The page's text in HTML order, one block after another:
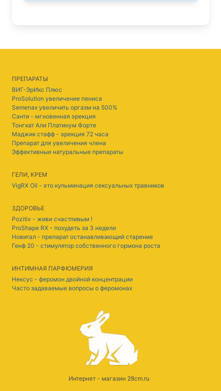
ПРЕПАРАТЫ
ВИГ-ЭрИкс Плюс
ProSolution увеличение пениса
Semenax увеличить оргазм на 500%
Санти - мгновенная эрекция
Тонгкат Али Платинум Форте
Маджик стафф - эрекция 72 часа
Препарат для увеличения члена
Эффективные натуральные препараты
ГЕЛИ, КРЕМ
VigRX Oil - это кульминация сексуальных травников
ЗДОРОВЬЕ
Pozitiv - живи счастливым !
ProShape RX - похудеть за 3 недели
Новитал - препарат останавливающий старение
Генф 20 - стимулятор собственного гормона роста
ИНТИМНАЯ ПАРФЮМЕРИЯ
Нексус - феромон двойной концентрации
Часто задаваемые вопросы о феромонах
Интернет - магазин 28cm.ru